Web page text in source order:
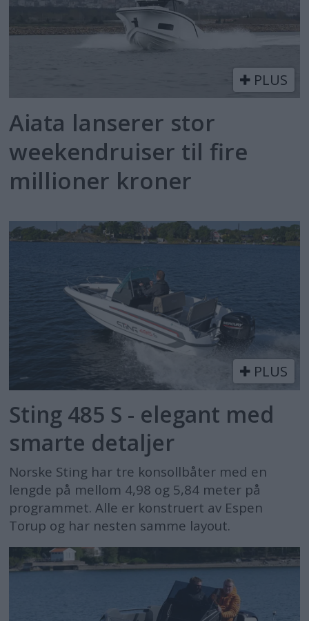
PLUS
Aiata lanserer stor
weekendruiser til fire
millioner kroner
PLUS
Sting 485 S - elegant med
smarte detaljer
Norske Sting har tre konsollbåter med en
lengde på mellom 4,98 og 5,84 meter på
programmet. Alle er konstruert av Espen
Torup og har nesten samme layout.